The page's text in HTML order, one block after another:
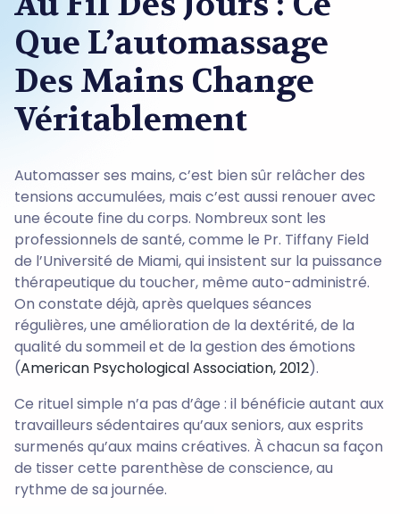
Que L’automassage
Des Mains Change
Véritablement
Automasser ses mains, c’est bien sûr relâcher des
tensions accumulées, mais c’est aussi renouer avec
une écoute fine du corps. Nombreux sont les
professionnels de santé, comme le Pr. Tiffany Field
de l’Université de Miami, qui insistent sur la puissance
thérapeutique du toucher, même auto-administré.
On constate déjà, après quelques séances
régulières, une amélioration de la dextérité, de la
qualité du sommeil et de la gestion des émotions
(American Psychological Association, 2012).
Ce rituel simple n’a pas d’âge : il bénéficie autant aux
travailleurs sédentaires qu’aux seniors, aux esprits
surmenés qu’aux mains créatives. À chacun sa façon
de tisser cette parenthèse de conscience, au
rythme de sa journée.